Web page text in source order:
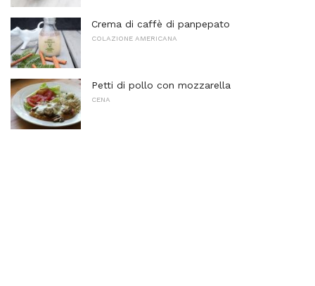
Crema di caffè di panpepato
COLAZIONE AMERICANA
Petti di pollo con mozzarella
CENA